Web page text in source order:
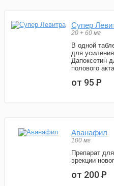
Супер
20 + 60 мг
В одной
для
Дапоксетин
полового
от 95Р
Аванафил
100 мг
Препарат
эрекции
от 200Р